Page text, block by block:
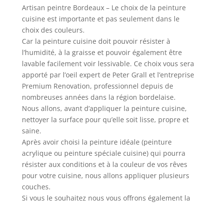
Artisan peintre Bordeaux – Le choix de la peinture
cuisine est importante et pas seulement dans le
choix des couleurs.
Car la peinture cuisine doit pouvoir résister à
l’humidité, à la graisse et pouvoir également être
lavable facilement voir lessivable. Ce choix vous sera
apporté par l’oeil expert de Peter Grall et l’entreprise
Premium Renovation, professionnel depuis de
nombreuses années dans la région bordelaise.
Nous allons, avant d’appliquer la peinture cuisine,
nettoyer la surface pour qu’elle soit lisse, propre et
saine.
Après avoir choisi la peinture idéale (peinture
acrylique ou peinture spéciale cuisine) qui pourra
résister aux conditions et à la couleur de vos rêves
pour votre cuisine, nous allons appliquer plusieurs
couches.
Si vous le souhaitez nous vous offrons également la